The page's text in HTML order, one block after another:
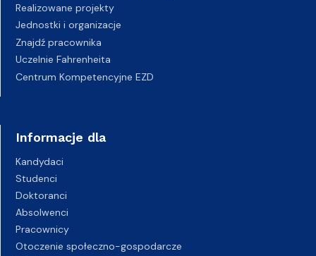
Realizowane projekty
Jednostki i organizacje
Znajdź pracownika
Uczelnie Fahrenheita
Centrum Kompetencyjne EZD
Informacje dla
Kandydaci
Studenci
Doktoranci
Absolwenci
Pracownicy
Otoczenie społeczno-gospodarcze